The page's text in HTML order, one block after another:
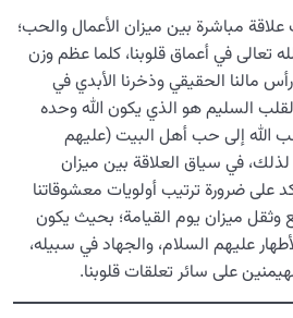
مباشرة بين ميزان الأعمال والحب؛
تعالى في أعماق قلوبنا، كلما عظم وزن
مالنا الحقيقي وذخرنا الأبدي في
السليم هو الذي يكون الله وحده
الله إلى حب أهل البيت (عليهم
في سياق العلاقة بين ميزان
على ضرورة ترتيب أولويات معشوقاتنا
وثقل ميزان يوم القيامة؛ بحيث يكون
عليهم السلام، والجهاد في سبيله،
على سائر تعلقات قلوبنا.